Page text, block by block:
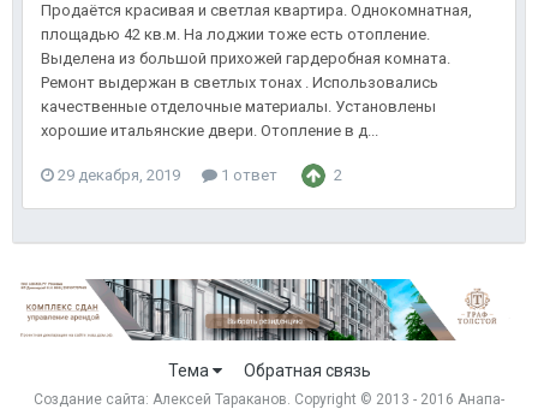
Продаётся красивая и светлая квартира. Однокомнатная,
площадью 42 кв.м. На лоджии тоже есть отопление.
Выделена из большой прихожей гардеробная комната.
Ремонт выдержан в светлых тонах . Использовались
качественные отделочные материалы. Установлены
хорошие итальянские двери. Отопление в д...
29 декабря, 2019 1 ответ 2
Тема Обратная связь
Создание сайта: Алексей Тараканов . Copyright © 2013 - 2016 Анапа-